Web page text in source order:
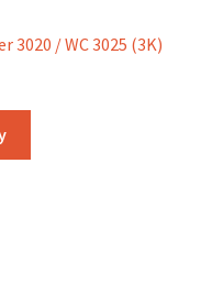
3020 / WC 3025 (3K)